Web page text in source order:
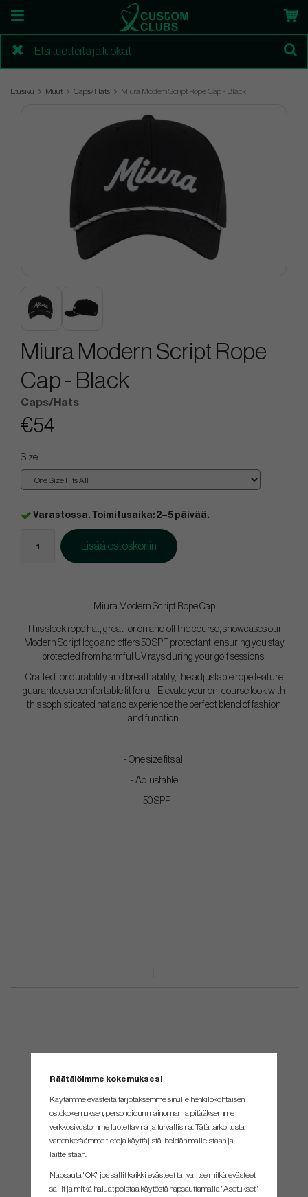
Etusivu Muut Caps/Hats Miura Modern Script Rope Cap - Black
Miura Modern Script Rope
Cap - Black
Caps/Hats
€54
Size
Varastossa. Toimitusaika: 2–5 päivää.
Lisää ostoskoriin
Miura Modern Script Rope Cap
This sleek rope hat, great for on and off the course, showcases our
Modern Script logo and offers 50 SPF protectant, ensuring you stay
protected from harmful UV rays during your golf sessions.
Crafted for durability and breathability, the adjustable rope feature
guarantees a comfortable fit for all. Elevate your on-course look with
this sophisticated hat and experience the perfect blend of fashion
and function.
- One size fits all
- Adjustable
- 50 SPF
Räätälöimme kokemuksesi
Käytämme evästeitä tarjotaksemme sinulle henkilökohtaisen
ostokokemuksen, personoidun mainonnan ja pitääksemme
verkkosivustomme luotettavina ja turvallisina. Tätä tarkoitusta
varten keräämme tietoja käyttäjistä, heidän malleistaan ​​ja
laitteistaan.
Napsauta "OK" jos sallit kaikki evästeet tai valitse mitkä evästeet
sallit ja mitkä haluat poistaa käytöstä napsauttamalla "Asetukset"